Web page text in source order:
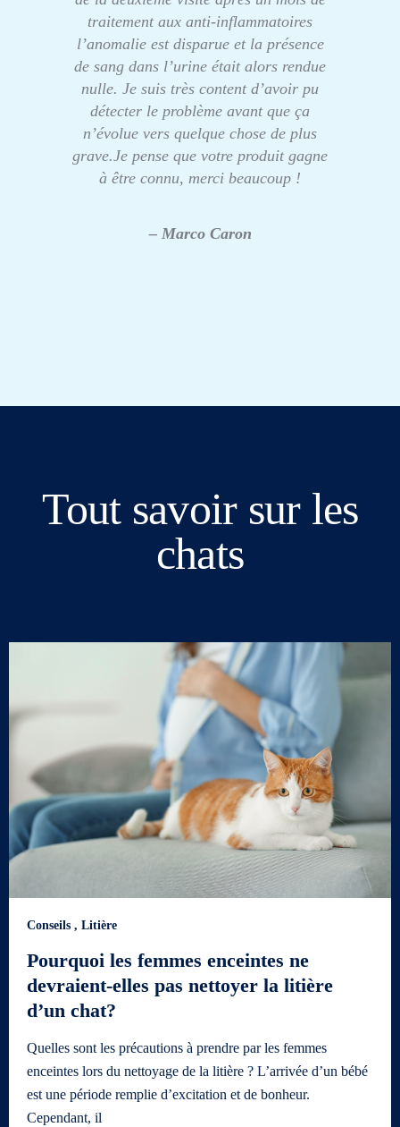
traitement aux anti-inflammatoires
l’anomalie est disparue et la présence
de sang dans l’urine était alors rendue
nulle. Je suis très content d’avoir pu
détecter le problème avant que ça
n’évolue vers quelque chose de plus
grave.Je pense que votre produit gagne
à être connu, merci beaucoup !
– Marco Caron
Tout savoir sur les
chats
Conseils , Litière
Pourquoi les femmes enceintes ne
devraient-elles pas nettoyer la litière
d’un chat?
Quelles sont les précautions à prendre par les femmes
enceintes lors du nettoyage de la litière ? L’arrivée d’un bébé
est une période remplie d’excitation et de bonheur.
Cependant, il